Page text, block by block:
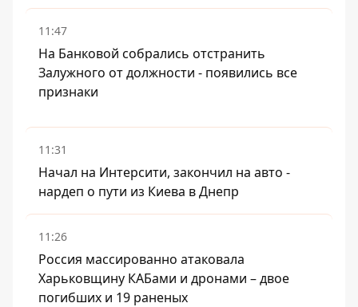
11:47
На Банковой собрались отстранить
Залужного от должности - появились все
признаки
11:31
Начал на Интерсити, закончил на авто -
нардеп о пути из Киева в Днепр
11:26
Россия массированно атаковала
Харьковщину КАБами и дронами – двое
погибших и 19 раненых